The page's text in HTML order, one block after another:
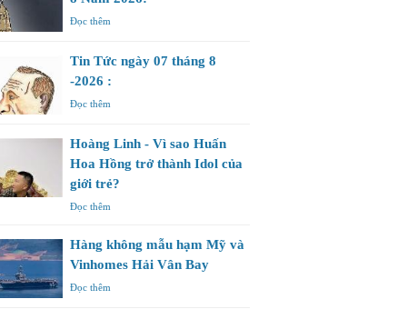
Đọc thêm
Tin Tức ngày 07 tháng 8
-2026 :
Đọc thêm
Hoàng Linh - Vì sao Huấn
Hoa Hồng trở thành Idol của
giới trẻ?
Đọc thêm
Hàng không mẫu hạm Mỹ và
Vinhomes Hải Vân Bay
Đọc thêm